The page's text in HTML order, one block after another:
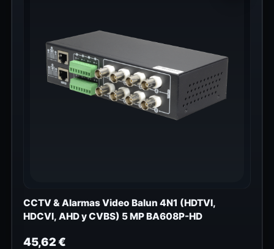
CCTV & Alarmas Video Balun 4N1 (HDTVI,
HDCVI, AHD y CVBS) 5 MP BA608P-HD
45,62€